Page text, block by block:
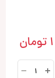
1 تومان
پکیج